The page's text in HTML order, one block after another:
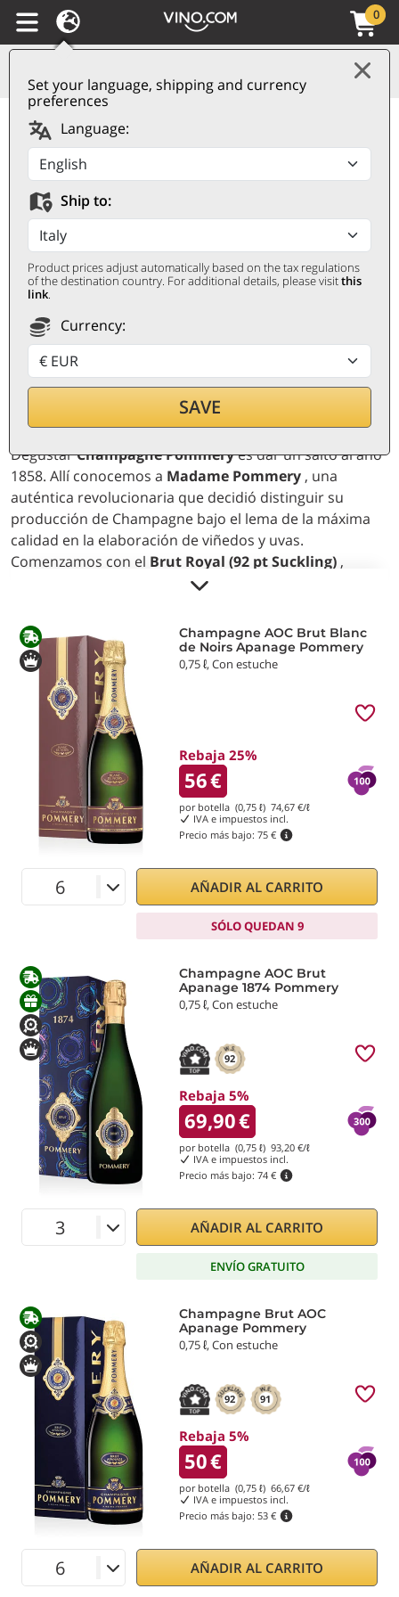
Set your language, shipping and currency
preferences
Language:
Ship to:
Product prices adjust automatically based on the tax regulations
of the destination country. For additional details, please visitthis
link.
Currency:
SAVE
0
POMMERY
El magnífico arte del champán
DegustarChampagne Pommeryes dar un salto al año
1858. Allí conocemos a Madame Pommery , una
auténtica revolucionaria que decidió distinguir su
producción de Champagne bajo el lema de la máxima
calidad en la elaboración de viñedos y uvas.
Comenzamos con el Brut Royal (92 pt Suckling) ,
progenitor de la elegancia típica de la Maison, de gran
versión Brut Rosé (93 pt Decanter) . También vale la
pena probar la línea
Apanage, con elBrut (92 pt
Suckling) que se ha convertido en la burbuja icónica de
la Maison Pommery, y el
pt Suckling) elaborado a partir de uvas Chardonnay,
cremoso y con notas envolventes de pan. corteza. ¡Haz
un viaje a 1858 y prueba estas burbujas icónicas!
Champagne AOC Brut Blanc
de Noirs Apanage Pommery
0,75 ℓ, Con estuche
Rebaja 25%
56€
por botella (0,75 ℓ) 74,67€/ℓ
IVA e impuestos incl.
Precio más bajo: 75 €
AÑADIR AL CARRITO
SÓLO QUEDAN 9
Champagne AOC Brut
Apanage 1874 Pommery
0,75 ℓ, Con estuche
92
Rebaja 5%
69,90€
por botella (0,75 ℓ) 93,20€/ℓ
IVA e impuestos incl.
Precio más bajo: 74 €
AÑADIR AL CARRITO
ENVÍO GRATUITO
Champagne Brut AOC
Apanage Pommery
0,75 ℓ, Con estuche
92 91
Rebaja 5%
50€
por botella (0,75 ℓ) 66,67€/ℓ
IVA e impuestos incl.
Precio más bajo: 53 €
AÑADIR AL CARRITO